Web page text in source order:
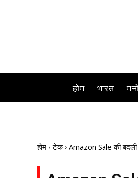
होम भारत
होम टेक Amazon Sale की